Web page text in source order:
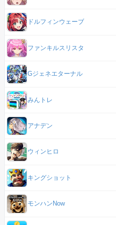
ドルフィンウェーブ
ファンキルスリスタ
Gジェネエターナル
みんトレ
アナデン
ウィンヒロ
キングショット
モンハンNow